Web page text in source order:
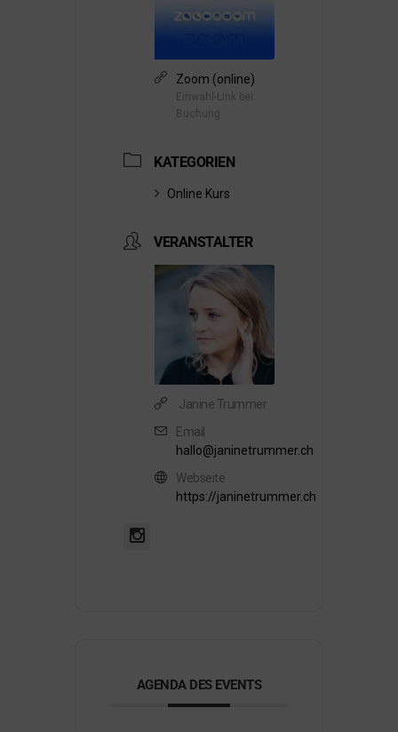
Zoom (online)
Einwahl-Link bei
Buchung
KATEGORIEN
Online Kurs
VERANSTALTER
Janine Trummer
Email
hallo@janinetrummer.ch
Webseite
https://janinetrummer.ch
AGENDA DES EVENTS